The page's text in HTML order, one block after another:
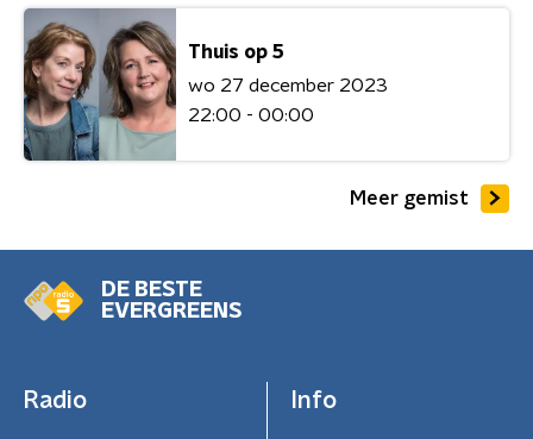
Thuis op 5
wo 27 december 2023
22:00 - 00:00
Meer gemist
DE BESTE
EVERGREENS
Radio Info